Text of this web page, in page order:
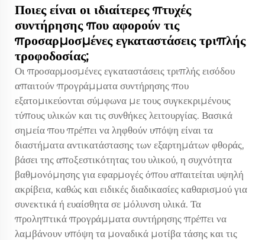
Ποιες είναι οι ιδιαίτερες πτυχές
συντήρησης που αφορούν τις
προσαρμοσμένες εγκαταστάσεις τριπλής
τροφοδοσίας;
Οι προσαρμοσμένες εγκαταστάσεις τριπλής εισόδου
απαιτούν προγράμματα συντήρησης που
εξατομικεύονται σύμφωνα με τους συγκεκριμένους
τύπους υλικών και τις συνθήκες λειτουργίας. Βασικά
σημεία που πρέπει να ληφθούν υπόψη είναι τα
διαστήματα αντικατάστασης των εξαρτημάτων φθοράς,
βάσει της αποξεστικότητας του υλικού, η συχνότητα
βαθμονόμησης για εφαρμογές όπου απαιτείται υψηλή
ακρίβεια, καθώς και ειδικές διαδικασίες καθαρισμού για
συνεκτικά ή ευαίσθητα σε μόλυνση υλικά. Τα
προληπτικά προγράμματα συντήρησης πρέπει να
λαμβάνουν υπόψη τα μοναδικά μοτίβα τάσης και τις